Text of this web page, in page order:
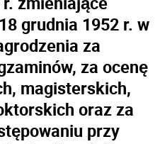
grudnia 1952 r. w
za
za ocenę
magisterskich,
oraz za
przy